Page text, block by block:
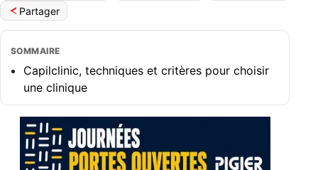
Partager
SOMMAIRE
Capilclinic, techniques et critères pour choisir
une clinique